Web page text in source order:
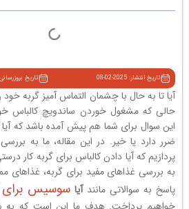
تاریخ انتشار: 2025-02-08 تاریخ بروزرسانی: 2025-
آیا تا به حال با چشمان التماس آمیز گربه خود
حالی که مشغول خوردن ساندویچ کالباس
این سوال برای شما هم پیش آمده باشد که آیا
ضرر دارد یا خیر. در این مقاله، ما به
پردازیم که آیا دادن کالباس برای گربه کار
به بررسی غذاهای مفید برای گربه، غذاهای
پاسخ به سوالاتی مانندآیاسوسیس برای